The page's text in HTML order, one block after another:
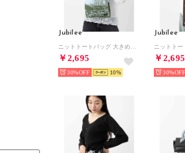
Jubilee
￥2,695
30% 10
Jubilee
￥2,695
30%